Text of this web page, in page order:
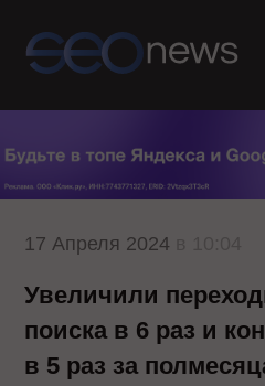
17 Апреля 2024
Увеличили
поиска в 6 раз и
в 5 раз за